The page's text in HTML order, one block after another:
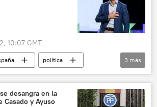
10:07 GMT
política
Popular de España
español
3 más
desangra en la
Casado y Ayuso